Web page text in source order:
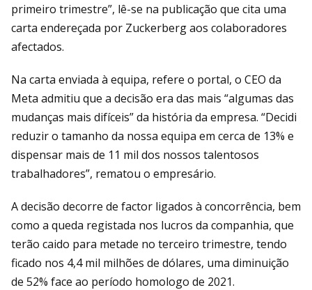
primeiro trimestre”, lê-se na publicação que cita uma
carta endereçada por Zuckerberg aos colaboradores
afectados.
Na carta enviada à equipa, refere o portal, o CEO da
Meta admitiu que a decisão era das mais “algumas das
mudanças mais difíceis” da história da empresa. “Decidi
reduzir o tamanho da nossa equipa em cerca de 13% e
dispensar mais de 11 mil dos nossos talentosos
trabalhadores”, rematou o empresário.
A decisão decorre de factor ligados à concorrência, bem
como a queda registada nos lucros da companhia, que
terão caido para metade no terceiro trimestre, tendo
ficado nos 4,4 mil milhões de dólares, uma diminuição
de 52% face ao período homologo de 2021.